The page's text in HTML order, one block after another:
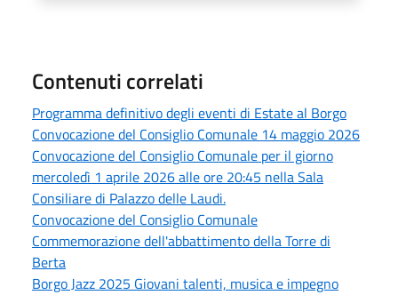
Contenuti correlati
Programma definitivo degli eventi di Estate al Borgo
Convocazione del Consiglio Comunale 14 maggio 2026
Convocazione del Consiglio Comunale per il giorno
mercoledì 1 aprile 2026 alle ore 20:45 nella Sala
Consiliare di Palazzo delle Laudi.
Convocazione del Consiglio Comunale
Commemorazione dell'abbattimento della Torre di
Berta
Borgo Jazz 2025 Giovani talenti, musica e impegno